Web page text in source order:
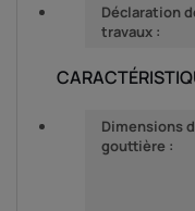
Déclaration
travaux :
Dimensions
gouttière :